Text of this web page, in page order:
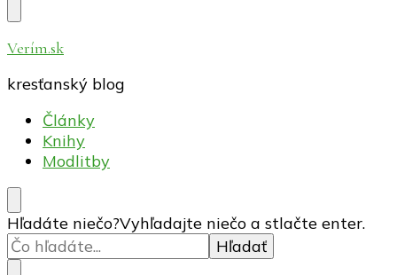
Verím.sk
kresťanský blog
Články
Knihy
Modlitby
Hľadáte niečo?Vyhľadajte niečo a stlačte enter.